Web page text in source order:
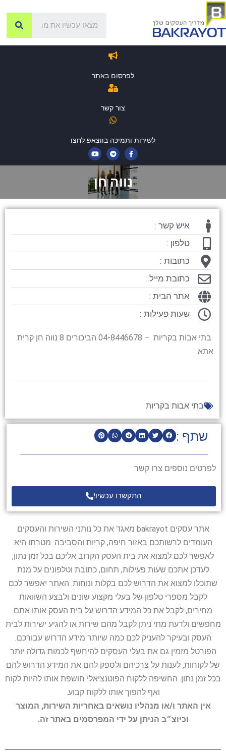
לפרסום באתר
צור קשר
לשירות ותמיכה בווצאפ לחצו
נווה חן
שתף :
לפרטים נוספים צרו קשר
התקשרו עכשיו!
איש קשר :
טלפון :
כתובות :
כתובת מייל :
אתר הבית :
שעות פעילות :
בתי אבות בקריות – 04-8446678 הביכורים 8 נווה חן קרית
אתא
בתי אבות בקריות
אתר עסקים bakrayot מאגד את כל נותני השירות והעסקים
העומדים לרשותכם באזור חיפה, קריות והסביבה. מטרתו היא
לאפשר לכם למצוא את בית העסק הקרוב אליכם בכל זמן נתון,
לעדכן אתכם שעות פעילות, תחום, כתובת וטלפונים על מנת
שתוכלו למצוא את הדרוש לכם בקלות ונוחות. האתר יאפשר לכם
לקבל מספרי טלפון של בעלי מקצוע שונים ולבצע השוואות
מחירים, לקבל את כל המידע הדרוש על בית העסק אותו אתם
מחפשים ולדעת מתי ניתן לקבל מהם שירות או להגיע ישירות לבית
העסק ובעיקר להעניק לכם כמה שיותר מידע הדרוש עבורכם.
הפורטל מזמין גם את בעלי העסקים להיחשף לכמות גדולה יותר
של לקוחות, לענות על צרכיהם ולספק להם את המידע הדרוש להם
בכל זמן נתון. החשיפה ללקוח הפוטנציאלי חושפת אותו להיות לקוח
ואף להפוך אותו ללקוח קבוע.
אין האתר ו/או מנהליו נושאים באחריות השירות, המוצר
וכיוצ״ב הניתן על ידי המפרסמים באתר זה.